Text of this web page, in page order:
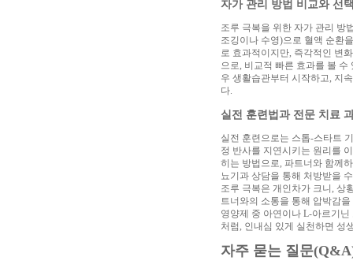
자가 관리 방법 비교와 선
조루 극복을 위한 자가 관리 방
조깅이나 수영)으로 혈액 순환
로 효과적이지만, 즉각적인 변
으로, 비교적 빠른 효과를 볼
우 생활습관부터 시작하고, 지
다.
실전 훈련법과 전문 치료
실전 훈련으로는 스톱-스타트
정 반사를 지연시키는 원리를
히는 방법으로, 파트너와 함께
뇨기과 상담을 통해 처방받을
조루 극복은 개인차가 크니, 상
트너와의 소통을 통해 압박감
영양제 중 아연이나 L-아르기
처럼, 인내심 있게 실천하면 성
자주 묻는 질문